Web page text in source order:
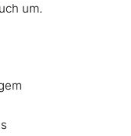
um.